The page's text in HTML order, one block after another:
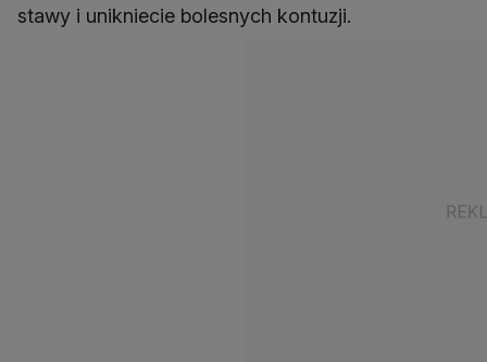
stawy i unikniecie bolesnych kontuzji.